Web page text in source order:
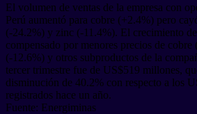
El volumen de ventas de la empresa con
Perú aumentó para cobre (+2.4%) pero
(-24.2%) y zinc (-11.4%). El crecimiento
compensado por menores precios de
(-12.6%) y otros subproductos de la
tercer trimestre fue de US$519 millones,
disminución de 40.2% con respecto a los
registrados hace un año.
Fuente: Energiminas